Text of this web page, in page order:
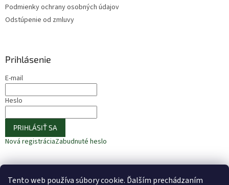
Tento web používa súbory cookie. Ďalším prechádzaním
Podmienky ochrany osobných údajov
Odstúpenie od zmluvy
Prihlásenie
E-mail
Heslo
PRIHLÁSIŤ SA
Nová registráciaZabudnuté heslo
⚠️ UPOZORNENIE – Fazuľa biela 🎁 ODOBERAJTE NOVINKY −10 %